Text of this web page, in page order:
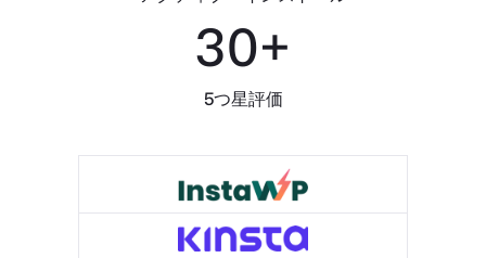
30+
5つ星評価